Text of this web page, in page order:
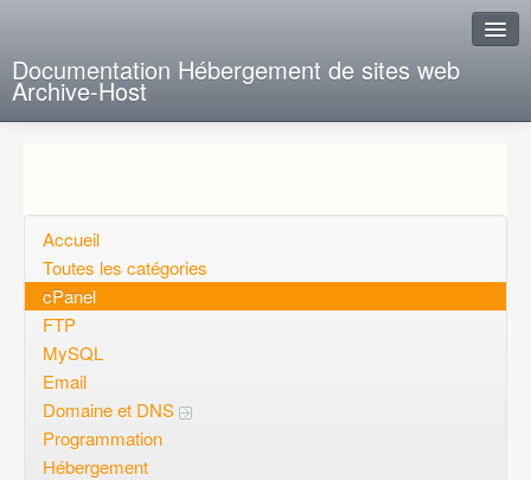
Documentation Hébergement de sites web
Archive-Host
Questions ouvertes
Voulez-vous vous inscrire?
Connexion
Accueil
Toutes les catégories
cPanel
FTP
MySQL
Email
Domaine et DNS
Programmation
Hébergement